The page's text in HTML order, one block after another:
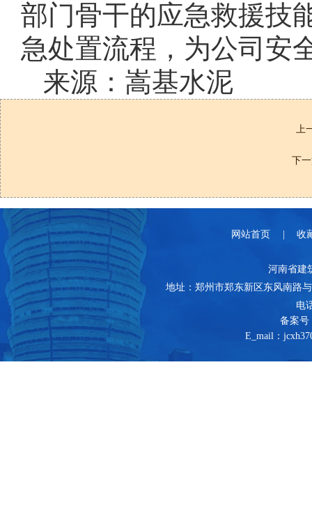
部门骨干的应急救援技
急处置流程，为公司安
来源：嵩基水泥
上
下